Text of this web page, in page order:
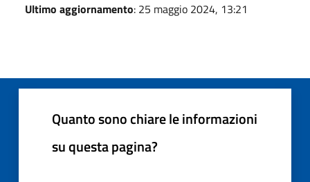
Ultimo aggiornamento: 25 maggio 2024, 13:21
Quanto sono chiare le informazioni
su questa pagina?